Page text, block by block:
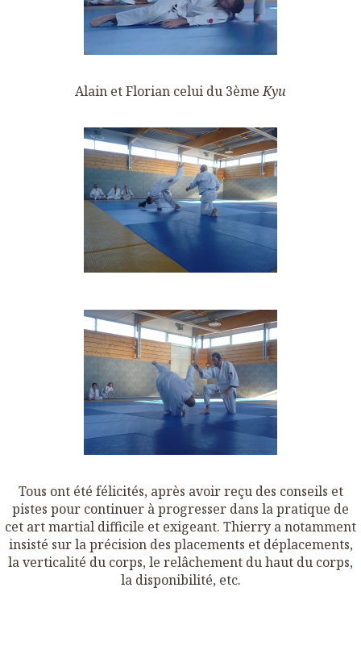
Alain et Florian celui du 3èmeKyu
Tous ont été félicités, après avoir reçu des conseils et
pistes pour continuer à progresser dans la pratique de
cet art martial difficile et exigeant. Thierry a notamment
insisté sur la précision des placements et déplacements,
la verticalité du corps, le relâchement du haut du corps,
la disponibilité, etc.